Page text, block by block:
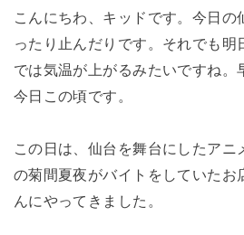
こんにちわ、キッドです。今日の
ったり止んだりです。それでも明
では気温が上がるみたいですね。
今日この頃です。
この日は、仙台を舞台にしたアニ
の菊間夏夜がバイトをしていたお
んにやってきました。